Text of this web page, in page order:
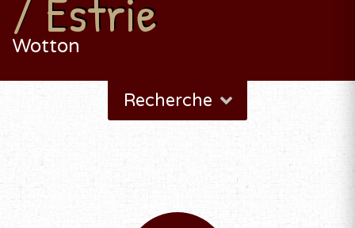
Wotton
Recherche